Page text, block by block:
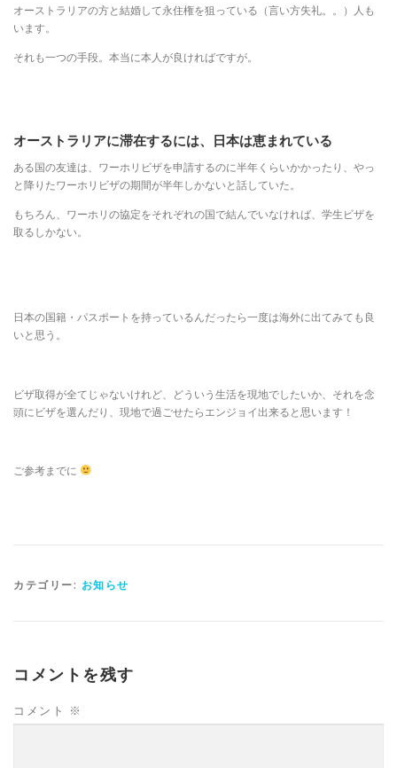
オーストラリアの方と結婚して永住権を狙っている（言い方失礼。。）人も
います。
それも一つの手段。本当に本人が良ければですが。
オーストラリアに滞在するには、日本は恵まれている
ある国の友達は、ワーホリビザを申請するのに半年くらいかかったり、やっ
と降りたワーホリビザの期間が半年しかないと話していた。
もちろん、ワーホリの協定をそれぞれの国で結んでいなければ、学生ビザを
取るしかない。
日本の国籍・パスポートを持っているんだったら一度は海外に出てみても良
いと思う。
ビザ取得が全てじゃないけれど、どういう生活を現地でしたいか、それを念
頭にビザを選んだり、現地で過ごせたらエンジョイ出来ると思います！
ご参考までに
カテゴリー: お知らせ
コメントを残す
コメント ※